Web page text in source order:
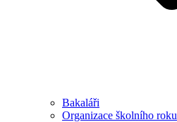
Bakaláři
Organizace školního roku